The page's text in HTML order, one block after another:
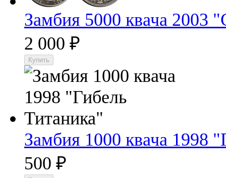
Замбия 5000 квача 2003
2 000 ₽
Замбия 1000 квача 1998
500 ₽